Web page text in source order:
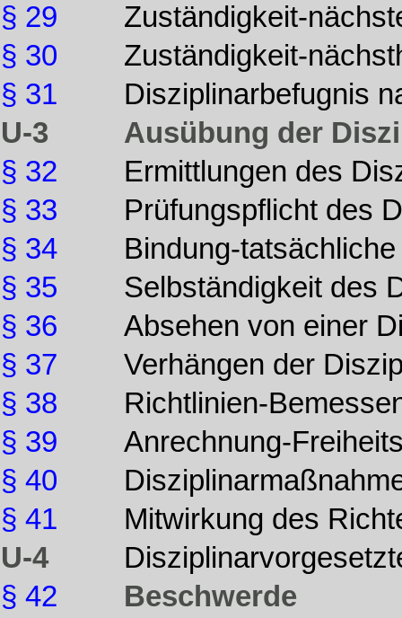
§ 29
§ 30
§ 31
U-3
§ 32
§ 33
§ 34
§ 35
§ 36
§ 37
§ 38
§ 39
§ 40
§ 41
U-4
§ 42
Zuständigkeit-
Zuständigkeit-
Disziplinarbefugnis
Ausübung der
Ermittlungen des
Prüfungspflicht des
Bindung-
Selbständigkeit des
Absehen von einer
Verhängen der
Richtlinien-
Anrechnung-
Mitwirkung des
Beschwerde